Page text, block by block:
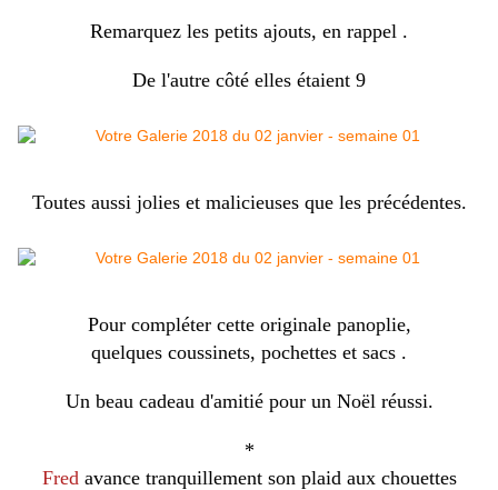
Remarquez les petits ajouts, en rappel .
De l'autre côté elles étaient 9
Toutes aussi jolies et malicieuses que les précédentes.
Pour compléter cette originale panoplie,
quelques coussinets, pochettes et sacs .
Un beau cadeau d'amitié pour un Noël réussi.
*
Fredavance tranquillement son plaid aux chouettes